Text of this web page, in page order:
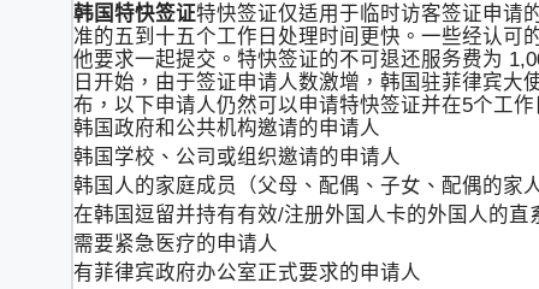
韩国特快签证特快签证仅适用于临时访客签证申请
准的五到十五个工作日处理时间更快。一些经认可
他要求一起提交。特快签证的不可退还服务费为
日开始，由于签证申请人数激增，韩国驻菲律宾
布，以下申请人仍然可以申请特快签证并在5个工
韩国政府和公共机构邀请的申请人
韩国学校、公司或组织邀请的申请人
韩国人的家庭成员（父母、配偶、子女、配偶的家
在韩国逗留并持有有效/注册外国人卡的外国人的直
需要紧急医疗的申请人
有菲律宾政府办公室正式要求的申请人